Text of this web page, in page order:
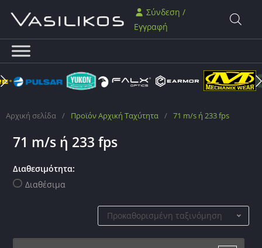
Σύνδεση /
Εγγραφή
Αρχική σελίδα / Προϊόν Αρχική Ταχύτητα / 71 m/s ή 233 fps
71 m/s ή 233 fps
Διαθεσιμότητα:
Διαθέσιμα
Προκαθορισμένη ταξινόμηση